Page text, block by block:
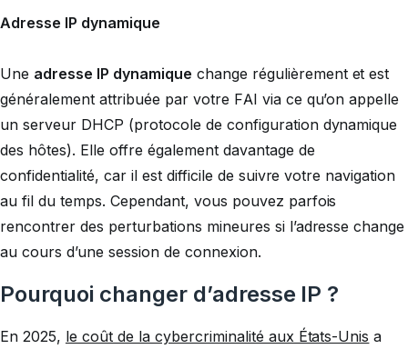
Adresse IP dynamique
Une adresse IP dynamique change régulièrement et est
généralement attribuée par votre FAI via ce qu’on appelle
un serveur DHCP (protocole de configuration dynamique
des hôtes). Elle offre également davantage de
confidentialité, car il est difficile de suivre votre navigation
au fil du temps. Cependant, vous pouvez parfois
rencontrer des perturbations mineures si l’adresse change
au cours d’une session de connexion.
Pourquoi changer d’adresse IP ?
En 2025, le coût de la cybercriminalité aux États-Unis a